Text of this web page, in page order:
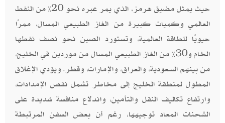
حيث يمثل مضيق هرمز، الذي يمر عبره نحو 20% من النفط
العالمي وكميات كبيرة من الغاز الطبيعي المسال، ممرًا
حيويًا للطاقة العالمية، وتستورد الصين نحو نصف نفطها
الخام و30% من الغاز الطبيعي المسال من موردين في الخليج،
من بينهم السعودية، والعراق، والإمارات، وقطر. ويؤدي الإغلاق
المطول لمنطقة الخليج إلى مخاطر تشمل نقص الإمدادات،
وارتفاع تكاليف النقل والتأمين، واندلاع منافسة شديدة على
الشحنات المعاد توجيهها، رغم أن بعض السفن المرتبطة